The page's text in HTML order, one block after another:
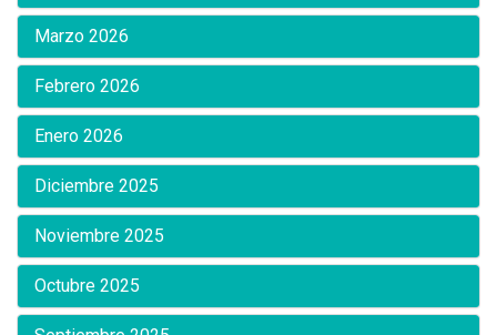
Marzo 2026
Febrero 2026
Enero 2026
Diciembre 2025
Noviembre 2025
Octubre 2025